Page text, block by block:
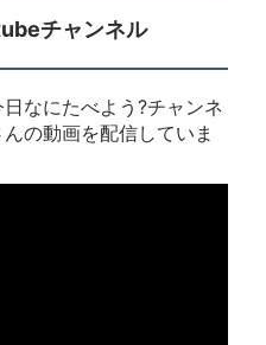
チャンネル
なにたべよう?チャンネ
の動画を配信していま